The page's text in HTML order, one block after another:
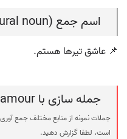
اسم جمع (plural noun)
📌 عاشق تیرها هستم.
جمله سازی با flèches damour
جملات نمونه از منابع مختلف جمع
است، لطفا گزارش دهید.